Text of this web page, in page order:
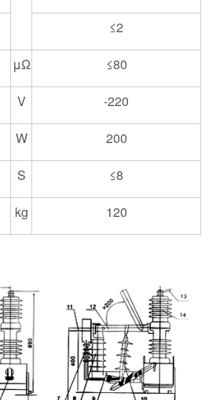
≤2
μΩ ≤80
V -220
W 200
S ≤8
kg 120